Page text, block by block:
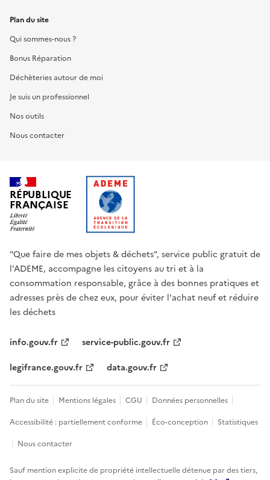
Plan du site
Qui sommes-nous ?
Bonus Réparation
Déchèteries autour de moi
Je suis un professionnel
Nos outils
Nous contacter
RÉPUBLIQUE
FRANÇAISE
"Que faire de mes objets & déchets", service public gratuit de
l'ADEME, accompagne les citoyens au tri et à la
consommation responsable, grâce à des bonnes pratiques et
adresses près de chez eux, pour éviter l'achat neuf et réduire
les déchets
info.gouv.fr
service-public.gouv.fr
legifrance.gouv.fr
data.gouv.fr
Plan du site Mentions légales CGU
Données personnelles
Accessibilité : partiellement conforme
Éco-conception
Statistiques
Nous contacter
Sauf mention explicite de propriété intellectuelle détenue par des tiers,